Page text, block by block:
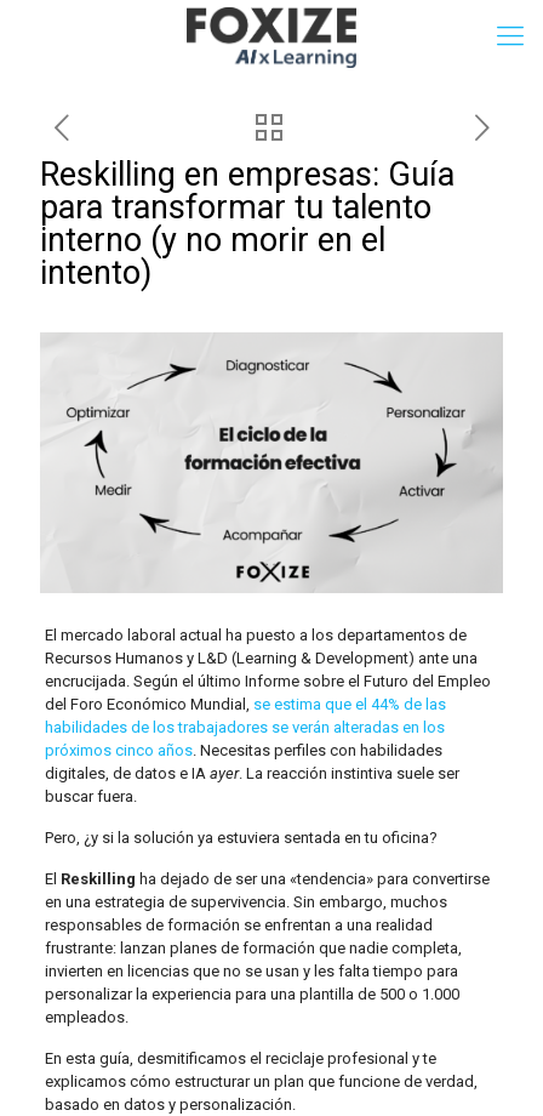
Reskilling en empresas: Guía
para transformar tu talento
interno (y no morir en el
intento)
El mercado laboral actual ha puesto a los departamentos de
Recursos Humanos y L&D (Learning & Development) ante una
encrucijada. Según el último Informe sobre el Futuro del Empleo
del Foro Económico Mundial, se estima que el 44% de las
habilidades de los trabajadores se verán alteradas en los
próximos cinco años. Necesitas perfiles con habilidades
digitales, de datos e IA ayer. La reacción instintiva suele ser
buscar fuera.
Pero, ¿y si la solución ya estuviera sentada en tu oficina?
El Reskilling ha dejado de ser una «tendencia» para convertirse
en una estrategia de supervivencia. Sin embargo, muchos
responsables de formación se enfrentan a una realidad
frustrante: lanzan planes de formación que nadie completa,
invierten en licencias que no se usan y les falta tiempo para
personalizar la experiencia para una plantilla de 500 o 1.000
empleados.
En esta guía, desmitificamos el reciclaje profesional y te
explicamos cómo estructurar un plan que funcione de verdad,
basado en datos y personalización.